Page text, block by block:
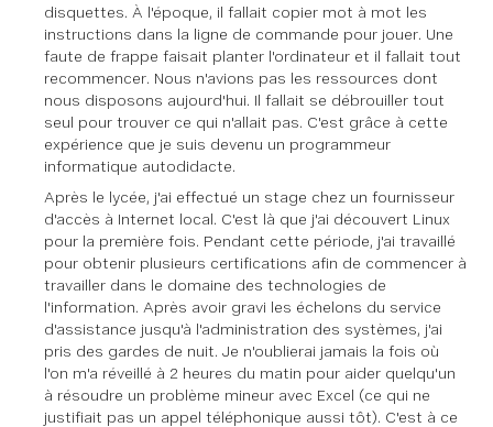
disquettes. À l'époque, il fallait copier mot à mot les
instructions dans la ligne de commande pour jouer. Une
faute de frappe faisait planter l'ordinateur et il fallait tout
recommencer. Nous n'avions pas les ressources dont
nous disposons aujourd'hui. Il fallait se débrouiller tout
seul pour trouver ce qui n'allait pas. C'est grâce à cette
expérience que je suis devenu un programmeur
informatique autodidacte.
Après le lycée, j'ai effectué un stage chez un fournisseur
d'accès à Internet local. C'est là que j'ai découvert Linux
pour la première fois. Pendant cette période, j'ai travaillé
pour obtenir plusieurs certifications afin de commencer à
travailler dans le domaine des technologies de
l'information. Après avoir gravi les échelons du service
d'assistance jusqu'à l'administration des systèmes, j'ai
pris des gardes de nuit. Je n'oublierai jamais la fois où
l'on m'a réveillé à 2 heures du matin pour aider quelqu'un
à résoudre un problème mineur avec Excel (ce qui ne
justifiait pas un appel téléphonique aussi tôt). C'est à ce